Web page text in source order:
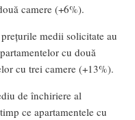
camere (+6%).
medii solicitate au
cu două
cu trei camere (+13%).
de închiriere al
ce apartamentele cu